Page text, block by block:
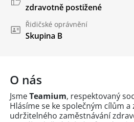
zdravotně postižené
Řidičské oprávnění
Skupina B
O nás
JsmeTeamium, respektovaný
Hlásíme se ke společným cílům a
udržitelného zaměstnávání